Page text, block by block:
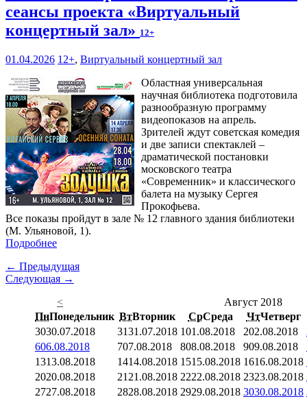
сеансы проекта «Виртуальный
концертный зал» 12+
01.04.2026 12+, Виртуальный концертный зал
Областная универсальная
научная библиотека подготовила
разнообразную программу
видеопоказов на апрель.
Зрителей ждут советская комедия
и две записи спектаклей –
драматической постановки
московского театра
«Современник» и классического
балета на музыку Сергея
Прокофьева.
Все показы пройдут в зале № 12 главного здания библиотеки
(М. Ульяновой, 1).
Подробнее
← Предыдущая
Следующая →
<
Август 2018
ПнПонедельник ВтВторник СрСреда ЧтЧетверг
3030.07.2018 3131.07.2018 101.08.2018 202.08.2018
606.08.2018 707.08.2018 808.08.2018 909.08.2018
1313.08.2018 1414.08.2018 1515.08.2018 1616.08.2018
2020.08.2018 21 21.08.2018 2222.08.2018 2323.08.2018
2727.08.2018 2828.08.2018 2929.08.2018 3030.08.2018